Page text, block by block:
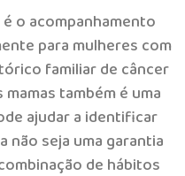
o acompanhamento
para mulheres com
familiar de câncer
também é uma
ajudar a identificar
não seja uma garantia
de hábitos